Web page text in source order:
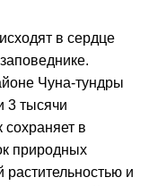
в сердце
Чуна-тундры
3 тысячи
сохраняет в
природных
и